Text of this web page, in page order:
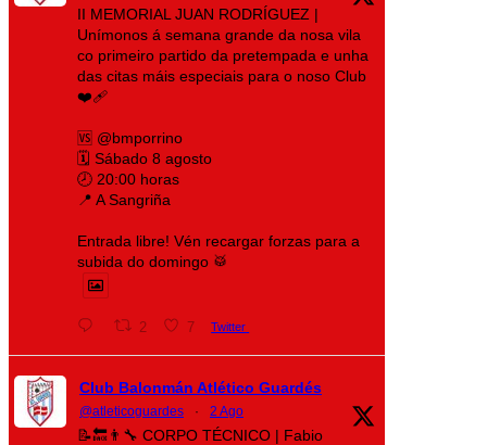
II MEMORIAL JUAN RODRÍGUEZ |
Unímonos á semana grande da nosa vila
co primeiro partido da pretempada e unha
das citas máis especiais para o noso Club
❤️‍🩹
🆚 @bmporrino
🗓️ Sábado 8 agosto
🕗 20:00 horas
📍 A Sangriña
Entrada libre! Vén recargar forzas para a
subida do domingo 🥁
2 7 Twitter
Club Balonmán Atlético Guardés
@atleticoguardes · 2 Ago
📝🔙👨‍🔧 CORPO TÉCNICO | Fabio